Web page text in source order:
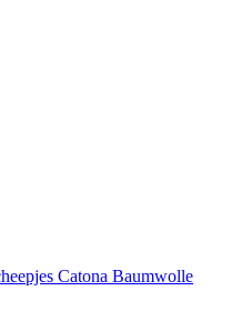
Catona Baumwolle